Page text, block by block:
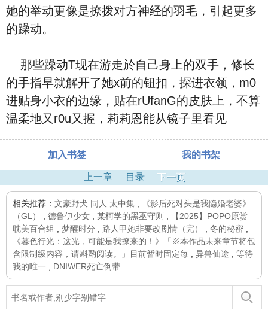
她的举动更像是撩拨对方神经的羽毛，引起更多
的躁动。
那些躁动T现在游走於自己身上的双手，修长
的手指早就解开了她x前的钮扣，探进衣领，m0
进贴身小衣的边缘，贴在rUfanG的皮肤上，不算
温柔地又r0u又握，莉莉恩能从镜子里看见
加入书签 我的书架
上一章 目录 下一页
相关推荐： 文豪野犬 同人 太中集
《影后死对头是我隐婚老婆》
（GL）
德鲁伊少女 某柯学的黑巫守则
【2025】POPO原赏
耽美百合组
梦醒时分 路人甲她非要改剧情（完） 冬的秘密
《暮色行光：这光，可能是我撩来的！》「※本作品未来章节将包
含限制级内容，请斟酌阅读。」目前暂时固定每
异兽仙途
等待
我的唯一
DNIWER死亡倒带